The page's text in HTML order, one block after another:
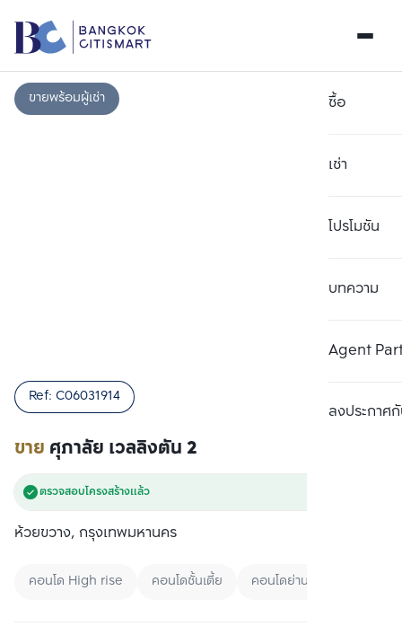
ซื้อ
เช่า
โปรโมชัน
บทความ
Agent
ลงประกาศกั
ขายพร้อมผู้เช่า
ขาย ศุภาลัย เวลลิงตัน 2
Ref: C06031914
ตรวจสอบโครงสร้างแล้ว
ห้วยขวาง, กรุงเทพมหานคร
คอนโด High rise คอนโดชั้นเตี้ย คอนโดย่านศูนย์กลางธุรกิจแ
เปรียบเทียบ